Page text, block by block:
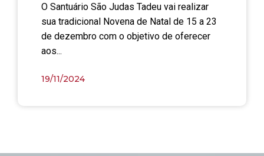
O Santuário São Judas Tadeu vai realizar
sua tradicional Novena de Natal de 15 a 23
de dezembro com o objetivo de oferecer
aos...
19/11/2024